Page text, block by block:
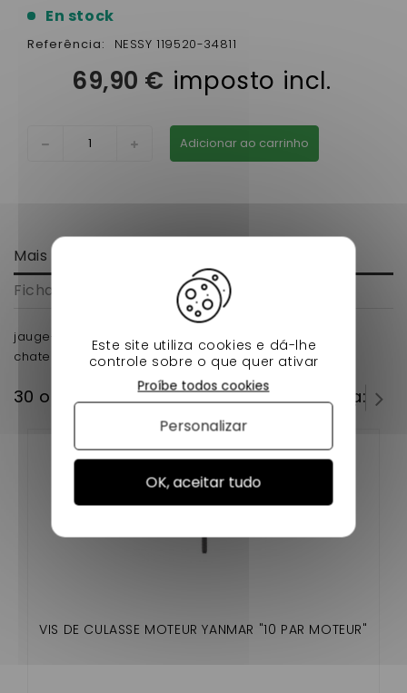
En stock
Referência: NESSY 119520-34811
69,90 € imposto incl.
Adicionar ao carrinho
Mais informação
Ficha de dados
jauge-a-huile-origine-yanmar microcar bellier jdm
chatenet-voiture-sans-permis
30 outros produtos na mesma categoria:
VIS DE CULASSE MOTEUR YANMAR "10 PAR MOTEUR"
Este site utiliza cookies e dá-lhe
controle sobre o que quer ativar
OK, aceitar tudo
Proíbe todos cookies
Personalizar